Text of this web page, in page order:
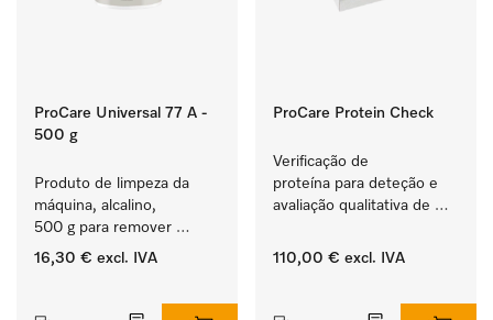
ProCare Universal 77 A -
500 g
Produto de limpeza da
máquina, alcalino,
500 g para remover
depósitos de amido
16,30 € excl. IVA
ProCare Protein Check
Verificação de
proteína para deteção e
avaliação qualitativa de
proteínas.
110,00 € excl. IVA